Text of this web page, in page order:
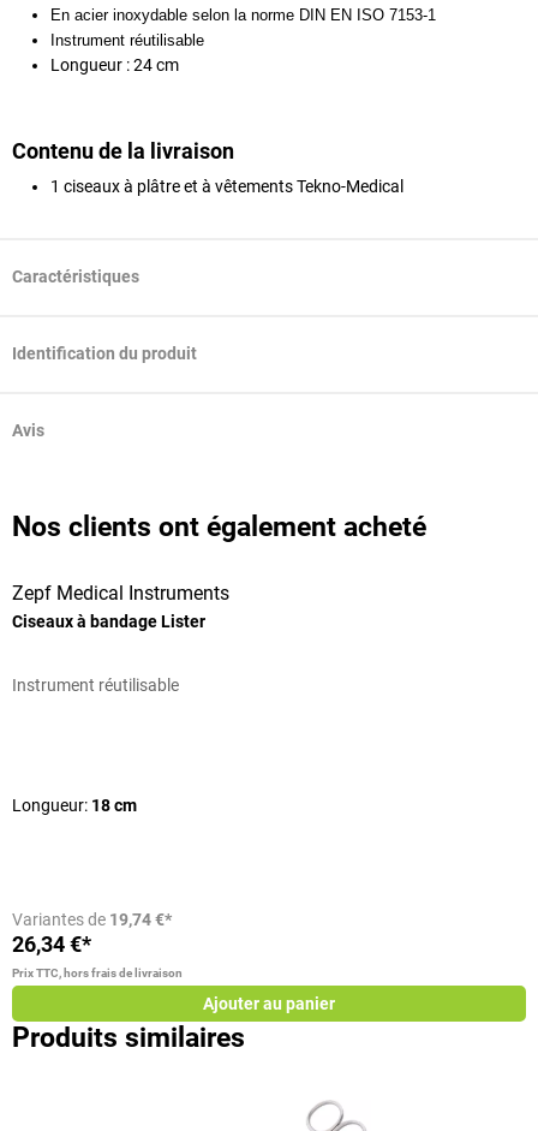
En acier inoxydable selon la norme DIN EN ISO 7153-1
Instrument réutilisable
Longueur : 24 cm
Contenu de la livraison
1 ciseaux à plâtre et à vêtements Tekno-Medical
Caractéristiques
Identification du produit
Avis
Nos clients ont également acheté
Zepf Medical Instruments
Ciseaux à bandage Lister
Instrument réutilisable
Longueur: 18 cm
Variantes de 19,74 €*
26,34 €*
Prix TTC, hors frais de livraison
Ajouter au panier
Produits similaires